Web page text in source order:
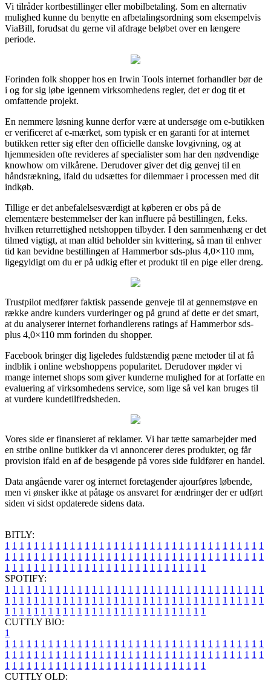
Vi tilråder kortbestillinger eller mobilbetaling. Som en alternativ
mulighed kunne du benytte en afbetalingsordning som eksempelvis
ViaBill, forudsat du gerne vil afdrage beløbet over en længere
periode.
Forinden folk shopper hos en Irwin Tools internet forhandler bør de
i og for sig løbe igennem virksomhedens regler, det er dog tit et
omfattende projekt.
En nemmere løsning kunne derfor være at undersøge om e-butikken
er verificeret af e-mærket, som typisk er en garanti for at internet
butikken retter sig efter den officielle danske lovgivning, og at
hjemmesiden ofte revideres af specialister som har den nødvendige
knowhow om vilkårene. Derudover giver det dig genvej til en
håndsrækning, ifald du udsættes for dilemmaer i processen med dit
indkøb.
Tillige er det anbefalelsesværdigt at køberen er obs på de
elementære bestemmelser der kan influere på bestillingen, f.eks.
hvilken returrettighed netshoppen tilbyder. I den sammenhæng er det
tilmed vigtigt, at man altid beholder sin kvittering, så man til enhver
tid kan bevidne bestillingen af Hammerbor sds-plus 4,0×110 mm,
ligegyldigt om du er på udkig efter et produkt til en pige eller dreng.
Trustpilot medfører faktisk passende genveje til at gennemstøve en
række andre kunders vurderinger og på grund af dette er det smart,
at du analyserer internet forhandlerens ratings af Hammerbor sds-
plus 4,0×110 mm forinden du shopper.
Facebook bringer dig ligeledes fuldstændig pæne metoder til at få
indblik i online webshoppens popularitet. Derudover møder vi
mange internet shops som giver kunderne mulighed for at forfatte en
evaluering af virksomhedens service, som lige så vel kan bruges til
at vurdere kundetilfredsheden.
Vores side er finansieret af reklamer. Vi har tætte samarbejder med
en stribe online butikker da vi annoncerer deres produkter, og får
provision ifald en af de besøgende på vores side fuldfører en handel.
Data angående varer og internet foretagender ajourføres løbende,
men vi ønsker ikke at påtage os ansvaret for ændringer der er udført
siden vi sidst opdaterede sidens data.
BITLY:
1 1 1 1 1 1 1 1 1 1 1 1 1 1 1 1 1 1 1 1 1 1 1 1 1 1 1 1 1 1 1 1 1 1 1 1
1 1 1 1 1 1 1 1 1 1 1 1 1 1 1 1 1 1 1 1 1 1 1 1 1 1 1 1 1 1 1 1 1 1 1 1
1 1 1 1 1 1 1 1 1 1 1 1 1 1 1 1 1 1 1 1 1 1 1 1 1 1 1 1
SPOTIFY:
1 1 1 1 1 1 1 1 1 1 1 1 1 1 1 1 1 1 1 1 1 1 1 1 1 1 1 1 1 1 1 1 1 1 1 1
1 1 1 1 1 1 1 1 1 1 1 1 1 1 1 1 1 1 1 1 1 1 1 1 1 1 1 1 1 1 1 1 1 1 1 1
1 1 1 1 1 1 1 1 1 1 1 1 1 1 1 1 1 1 1 1 1 1 1 1 1 1 1 1
CUTTLY BIO:
1
1 1 1 1 1 1 1 1 1 1 1 1 1 1 1 1 1 1 1 1 1 1 1 1 1 1 1 1 1 1 1 1 1 1 1 1
1 1 1 1 1 1 1 1 1 1 1 1 1 1 1 1 1 1 1 1 1 1 1 1 1 1 1 1 1 1 1 1 1 1 1 1
1 1 1 1 1 1 1 1 1 1 1 1 1 1 1 1 1 1 1 1 1 1 1 1 1 1 1 1
CUTTLY OLD: